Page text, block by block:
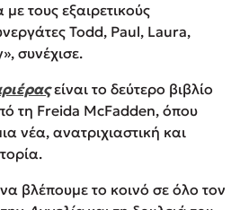
τους εξαιρετικούς
Todd, Paul, Laura,
συνέχισε.
είναι το δεύτερο βιβλίο
τη Freida McFadden, όπου
νέα, ανατριχιαστική και
βλέπουμε το κοινό σε όλο τον